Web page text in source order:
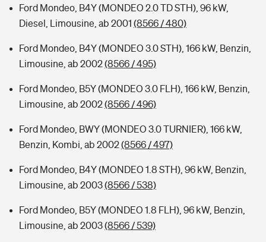
Ford Mondeo, B4Y (MONDEO 2.0 TD STH), 96 kW,
Diesel, Limousine, ab 2001 (8566 / 480)
Ford Mondeo, B4Y (MONDEO 3.0 STH), 166 kW, Benzin,
Limousine, ab 2002(8566 / 495)
Ford Mondeo, B5Y (MONDEO 3.0 FLH), 166 kW, Benzin,
Limousine, ab 2002(8566 / 496)
Ford Mondeo, BWY (MONDEO 3.0 TURNIER), 166 kW,
Benzin, Kombi, ab 2002(8566 / 497)
Ford Mondeo, B4Y (MONDEO 1.8 STH), 96 kW, Benzin,
Limousine, ab 2003(8566 / 538)
Ford Mondeo, B5Y (MONDEO 1.8 FLH), 96 kW, Benzin,
Limousine, ab 2003(8566 / 539)